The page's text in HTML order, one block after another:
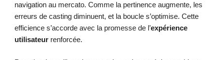
navigation au mercato. Comme la pertinence augmente, les
erreurs de casting diminuent, et la boucle s’optimise. Cette
efficience s’accorde avec la promesse de l’expérience
utilisateur renforcée.